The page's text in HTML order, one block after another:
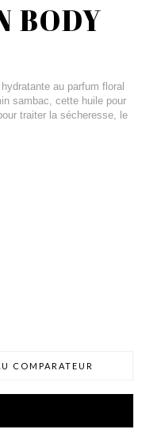
BODY
au parfum floral
sambac, cette huile pour
traiter la sécheresse, le
COMPARATEUR